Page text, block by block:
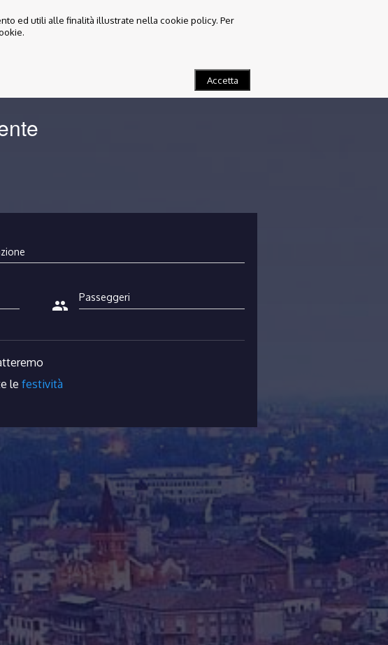
ed utili alle finalità illustrate nella cookie policy. Per
Accetta
I NOSTRI VEICOLI FAQ TERMINI E CONDIZIONI
people
le festività